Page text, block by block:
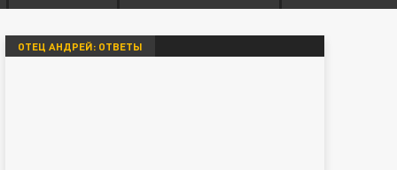
ОТЕЦ АНДРЕЙ: ОТВЕТЫ